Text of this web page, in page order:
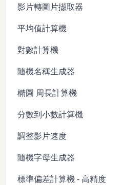
影片轉圖片擷取器
平均值計算機
對數計算機
隨機名稱生成器
橢圓 周長計算機
分數到小數計算機
調整影片速度
隨機字母生成器
標準偏差計算機 - 高精度